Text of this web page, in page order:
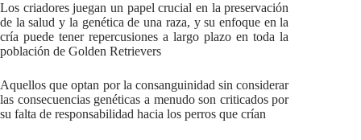
Los criadores juegan un papel crucial en la preservación
de la salud y la genética de una raza, y su enfoque en la
cría puede tener repercusiones a largo plazo en toda la
población de Golden Retrievers
Aquellos que optan por la consanguinidad sin considerar
las consecuencias genéticas a menudo son criticados por
su falta de responsabilidad hacia los perros que crían